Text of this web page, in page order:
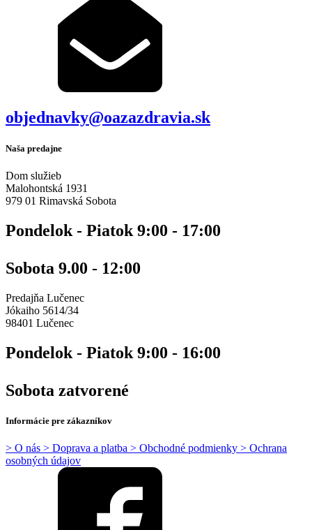
objednavky@oazazdravia.sk
Naša predajne
Dom služieb
Malohontská 1931
979 01 Rimavská Sobota
Pondelok - Piatok 9:00 - 17:00
Sobota 9.00 - 12:00
Predajňa Lučenec
Jókaiho 5614/34
98401 Lučenec
Pondelok - Piatok 9:00 - 16:00
Sobota zatvorené
Informácie pre zákazníkov
> O nás > Doprava a platba > Obchodné podmienky > Ochrana
osobných údajov